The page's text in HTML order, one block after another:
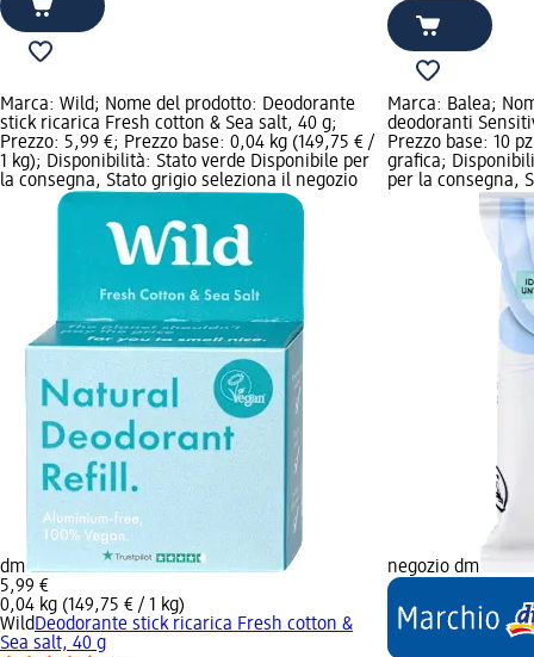
Marca: Wild; Nome del prodotto: Deodorante
stick ricarica Fresh cotton & Sea salt, 40 g;
Prezzo: 5,99 €; Prezzo base: 0,04 kg (149,75 € /
1 kg); Disponibilità: Stato verde Disponibile per
la consegna, Stato grigio seleziona il negozio
dm
5,99 €
0,04 kg (149,75 € / 1 kg)
WildDeodorante stick ricarica Fresh cotton &
Sea salt, 40 g
Marca: Balea;
deodoranti
Prezzo base: 10
grafica;
per la consegna,
negozio dm